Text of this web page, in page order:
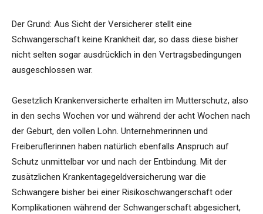
Der Grund: Aus Sicht der Versicherer stellt eine
Schwangerschaft keine Krankheit dar, so dass diese bisher
nicht selten sogar ausdrücklich in den Vertragsbedingungen
ausgeschlossen war.
Gesetzlich Krankenversicherte erhalten im Mutterschutz, also
in den sechs Wochen vor und während der acht Wochen nach
der Geburt, den vollen Lohn. Unternehmerinnen und
Freiberuflerinnen haben natürlich ebenfalls Anspruch auf
Schutz unmittelbar vor und nach der Entbindung. Mit der
zusätzlichen Krankentagegeldversicherung war die
Schwangere bisher bei einer Risikoschwangerschaft oder
Komplikationen während der Schwangerschaft abgesichert,